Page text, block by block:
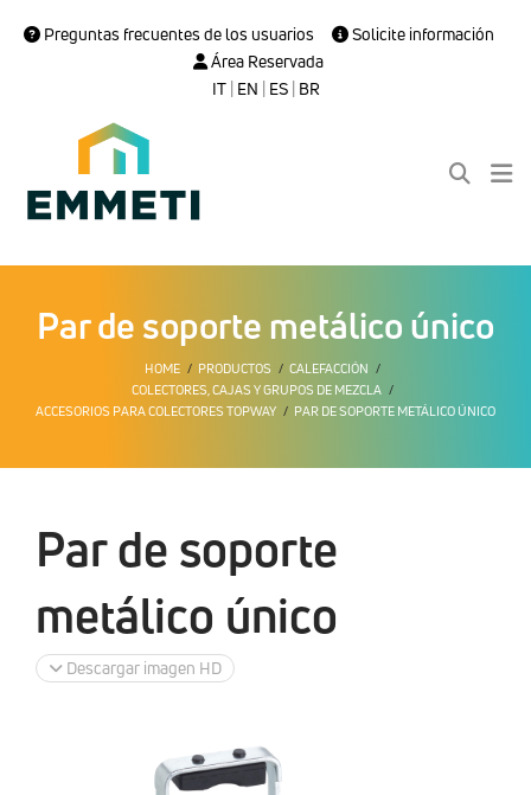
Preguntas frecuentes de los usuarios
Solicite información
Área Reservada
IT| EN | ES| BR
Par de soporte metálico único
HOME PRODUCTOS
CALEFACCIÓN
COLECTORES, CAJAS Y GRUPOS DE MEZCLA
ACCESORIOS PARA COLECTORES TOPWAY
PAR DE SOPORTE METÁLICO ÚNICO
Par de soporte
metálico único
Descargar imagen HD